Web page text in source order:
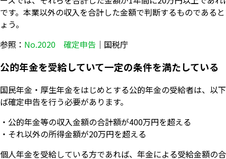
です。本業以外の収入を合計した金額で判断するものである
ょう。
参照： No.2020 確定申告 ｜国税庁
公的年金を受給していて一定の条件を満たしている
国民年金・厚生年金をはじめとする公的年金の受給者は、以
ば確定申告を行う必要があります。
・公的年金等の収入金額の合計額が400万円を超える
・それ以外の所得金額が20万円を超える
個人年金を受給している方であれば、年金による受給金額の